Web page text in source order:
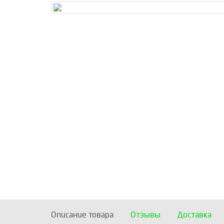
Описание товара Отзывы Доставка